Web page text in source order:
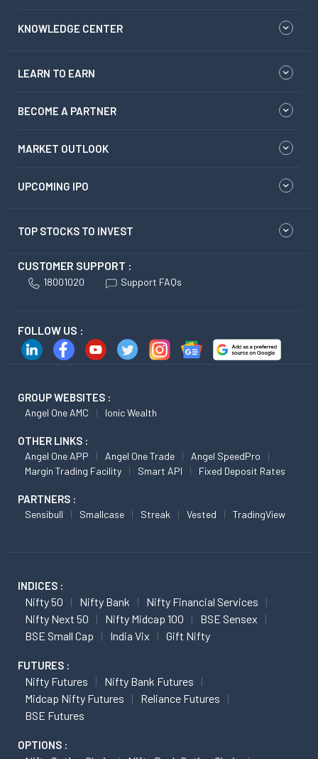
KNOWLEDGE CENTER
LEARN TO EARN
BECOME A PARTNER
MARKET OUTLOOK
UPCOMING IPO
TOP STOCKS TO INVEST
CUSTOMER SUPPORT :
18001020 Support FAQs
FOLLOW US :
GROUP WEBSITES :
Angel One AMC Ionic Wealth
OTHER LINKS :
Angel One APP Angel One Trade
Angel SpeedPro
Margin Trading Facility
Smart API Fixed Deposit Rates
PARTNERS :
Sensibull Smallcase Streak Vested TradingView
INDICES :
Nifty 50 Nifty Bank
Nifty Financial Services
Nifty Next 50
Nifty Midcap 100
BSE Sensex
BSE Small Cap
India Vix Gift Nifty
FUTURES :
Nifty Futures
Nifty Bank Futures
Midcap Nifty Futures
Reliance Futures
BSE Futures
OPTIONS :